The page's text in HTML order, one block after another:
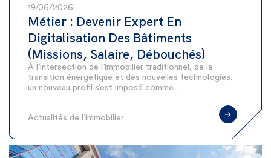
19/06/2026
Métier : Devenir Expert En
Digitalisation Des Bâtiments
(Missions, Salaire, Débouchés)
À l’intersection de l’immobilier traditionnel, de la
transition énergétique et des nouvelles technologies,
un nouveau profil s’est imposé comme…
Actualités de l’immobilier